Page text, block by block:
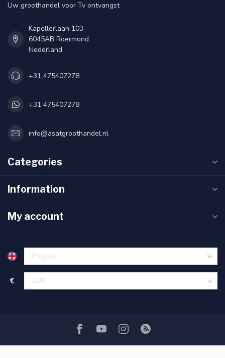
Uw groothandel voor Tv ontvangst
Kapellerlaan 103
6045AB Roermond
Nederland
+31 475407278
+31 475407278
info@asatgroothandel.nl
Categories
Information
My account
€